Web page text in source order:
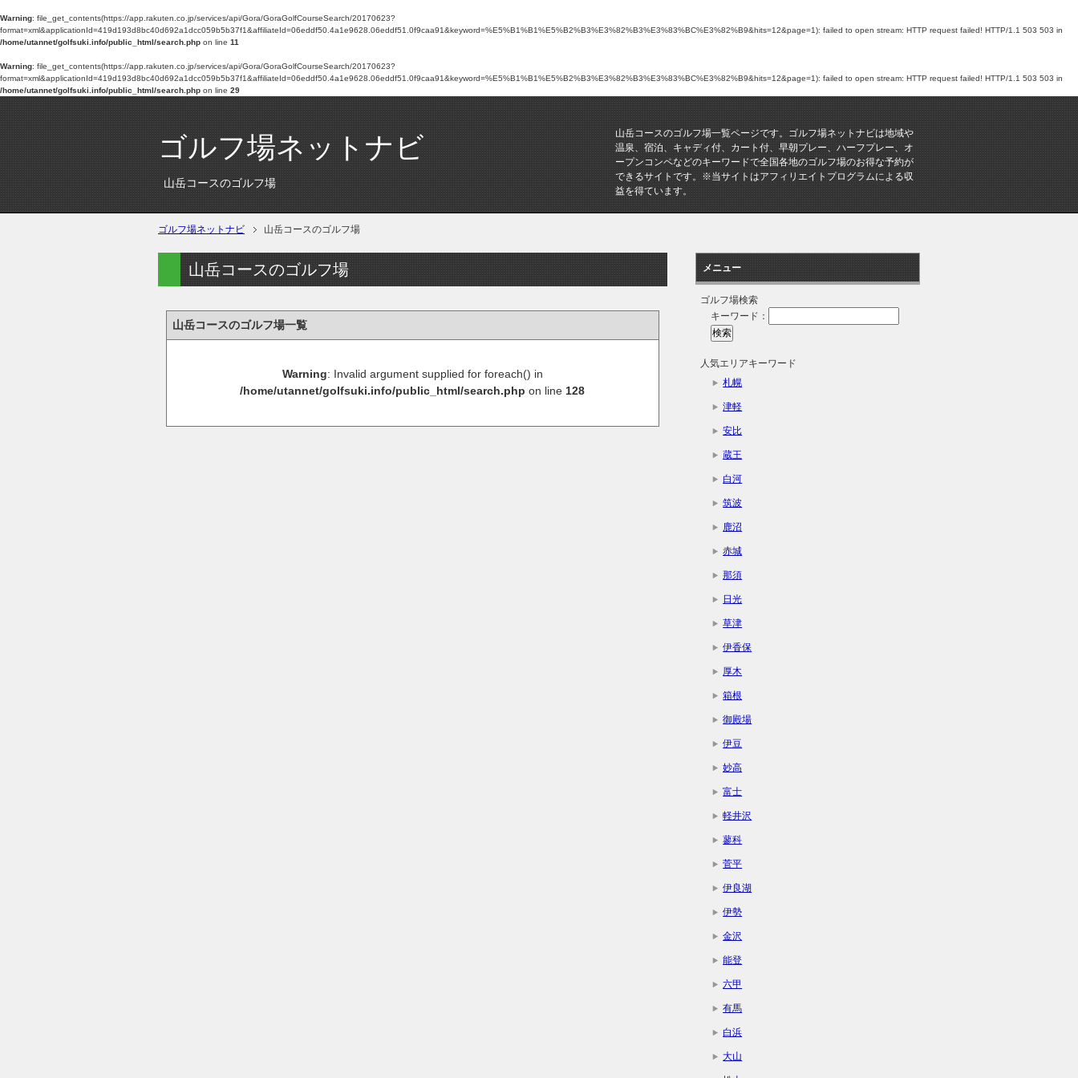
Warning: file_get_contents(https://app.rakuten.co.jp/services/api/Gora/GoraGolfCourseSearch/20170623?
format=xml&applicationId=419d193d8bc40d692a1dcc059b5b37f1&affiliateId=06eddf50.4a1e9628.06eddf51.0f9caa91&keyword=%E5%B1%B1%E5%B2%B3%E3%82%B3%E3%83%BC%E3%82%B9&hits=12&page=1): failed to open stream: HTTP request failed! HTTP/1.1 503 503 in
/home/utannet/golfsuki.info/public_html/search.php on line 11
Warning: file_get_contents(https://app.rakuten.co.jp/services/api/Gora/GoraGolfCourseSearch/20170623?
format=xml&applicationId=419d193d8bc40d692a1dcc059b5b37f1&affiliateId=06eddf50.4a1e9628.06eddf51.0f9caa91&keyword=%E5%B1%B1%E5%B2%B3%E3%82%B3%E3%83%BC%E3%82%B9&hits=12&page=1): failed to open stream: HTTP request failed! HTTP/1.1 503 503 in
/home/utannet/golfsuki.info/public_html/search.php on line 29
ゴルフ場ネットナビ
山岳コースのゴルフ場
山岳コースのゴルフ場一覧ページです。ゴルフ場ネットナビは地域や
温泉、宿泊、キャディ付、カート付、早朝プレー、ハーフプレー、オ
ープンコンペなどのキーワードで全国各地のゴルフ場のお得な予約が
できるサイトです。※当サイトはアフィリエイトプログラムによる収
益を得ています。
ゴルフ場ネットナビ 山岳コースのゴルフ場
山岳コースのゴルフ場
山岳コースのゴルフ場一覧
Warning: Invalid argument supplied for foreach() in
/home/utannet/golfsuki.info/public_html/search.php on line128
メニュー
ゴルフ場検索
キーワード：
人気エリアキーワード
札幌
津軽
安比
蔵王
白河
筑波
鹿沼
赤城
那須
日光
草津
伊香保
厚木
箱根
御殿場
伊豆
妙高
富士
軽井沢
蓼科
菅平
伊良湖
伊勢
金沢
能登
六甲
有馬
白浜
大山